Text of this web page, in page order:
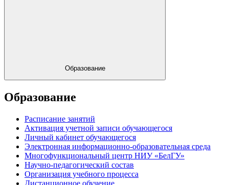
Образование
Образование
Расписание занятий
Активация учетной записи обучающегося
Личный кабинет обучающегося
Электронная информационно-образовательная среда
Многофункциональный центр НИУ «БелГУ»
Научно-педагогический состав
Организация учебного процесса
Дистанционное обучение